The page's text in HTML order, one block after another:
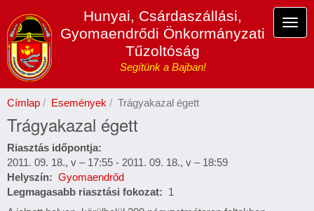
tartalomra
Hunyai, Csárdaszállási,
Gyomaendrődi Önkormányzati
Tűzoltóság
Segítünk a Bajban!
Címlap Események Trágyakazal égett
Trágyakazal égett
Riasztás időpontja
2011. 09. 18., v – 17:55 - 2011. 09. 18., v – 18:59
Helyszín
Gyomaendrőd
Legmagasabb riasztási fokozat
1